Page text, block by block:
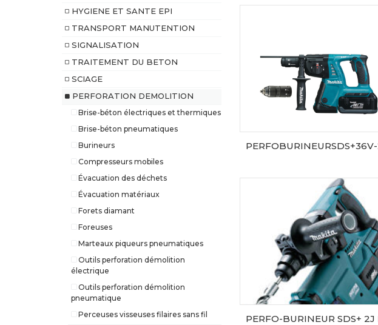
AJOUTER AU PANIER
HYGIENE ET SANTE EPI
TRANSPORT MANUTENTION
SIGNALISATION
TRAITEMENT DU BETON
SCIAGE
PERFORATION DEMOLITION
Brise-béton électriques et thermiques
Brise-béton pneumatiques
Burineurs
Compresseurs mobiles
Évacuation des déchets
Évacuation matériaux
Forets diamant
Foreuses
Marteaux piqueurs pneumatiques
Outils perforation démolition
électrique
Outils perforation démolition
pneumatique
Perceuses visseuses filaires sans fil